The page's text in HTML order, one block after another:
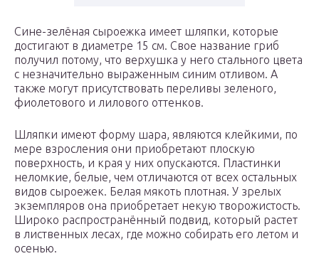
Сине-зелёная сыроежка имеет шляпки, которые
достигают в диаметре 15 см. Свое название гриб
получил потому, что верхушка у него стального цвета
с незначительно выраженным синим отливом. А
также могут присутствовать переливы зеленого,
фиолетового и лилового оттенков.
Шляпки имеют форму шара, являются клейкими, по
мере взросления они приобретают плоскую
поверхность, и края у них опускаются. Пластинки
неломкие, белые, чем отличаются от всех остальных
видов сыроежек. Белая мякоть плотная. У зрелых
экземпляров она приобретает некую творожистость.
Широко распространённый подвид, который растет
в лиственных лесах, где можно собирать его летом и
осенью.